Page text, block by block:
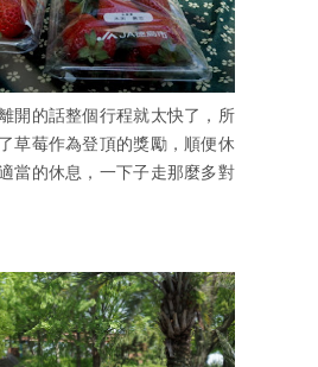
開的話整個行程就太快了，所
草莓作為登頂的獎勵，順便休
當的休息，一下子走那麼多對